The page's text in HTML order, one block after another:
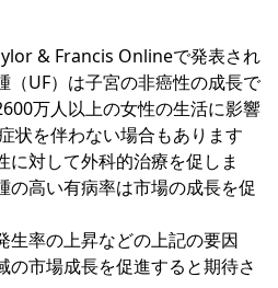
& Francis Onlineで発表され
（UF）は子宮の非癌性の成長で
万人以上の女性の生活に影響
状を伴わない場合もあります
に対して外科的治療を促しま
の高い有病率は市場の成長を促
生率の上昇などの上記の要因
の市場成長を促進すると期待さ